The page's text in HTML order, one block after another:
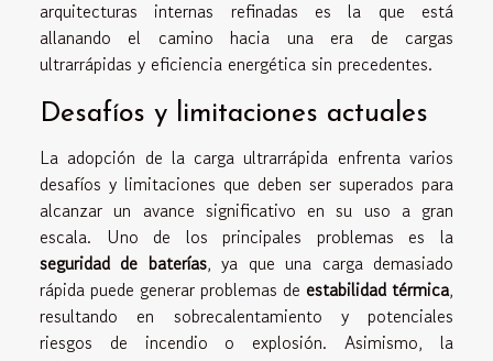
arquitecturas internas refinadas es la que está
allanando el camino hacia una era de cargas
ultrarrápidas y eficiencia energética sin precedentes.
Desafíos y limitaciones actuales
La adopción de la carga ultrarrápida enfrenta varios
desafíos y limitaciones que deben ser superados para
alcanzar un avance significativo en su uso a gran
escala. Uno de los principales problemas es la
seguridad de baterías, ya que una carga demasiado
rápida puede generar problemas de estabilidad térmica,
resultando en sobrecalentamiento y potenciales
riesgos de incendio o explosión. Asimismo, la